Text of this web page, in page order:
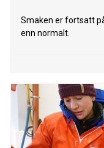
Smaken er fortsatt
enn normalt.